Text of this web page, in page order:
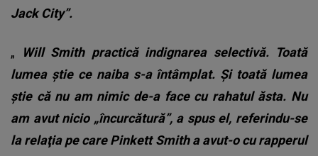
Jack City”.
„
Will Smith practică indignarea selectivă. Toată
lumea ştie ce naiba s-a întâmplat. Şi toată lumea
ştie că nu am nimic de-a face cu rahatul ăsta. Nu
am avut nicio „încurcătură”, a spus el, referindu-se
la relaţia pe care Pinkett Smith a avut-o cu rapperul